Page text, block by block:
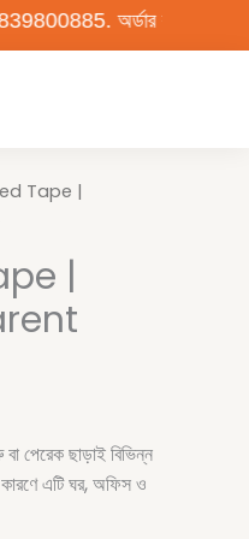
কুরিয়ার সার্ভিসে
Tape |
|
ছাড়াই বিভিন্ন
এটি ঘর, অফিস ও